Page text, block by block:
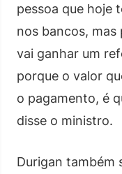
pessoa que hoje
nos bancos,
vai ganhar um
porque o valor
o pagamento, é
disse o ministro.
Durigan também